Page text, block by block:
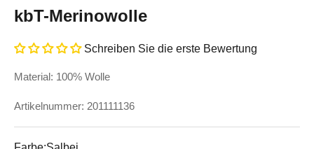
kbT-Merinowolle
Schreiben Sie die erste Bewertung
Material: 100% Wolle
Artikelnummer: 201111136